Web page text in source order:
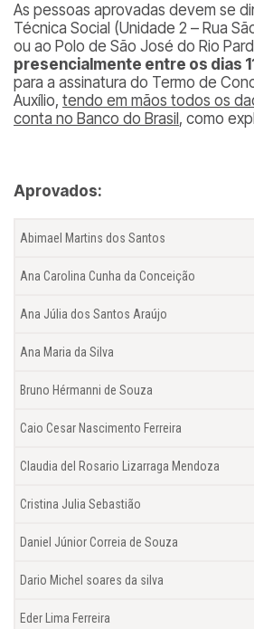
As pessoas aprovadas devem se
Técnica Social (Unidade 2 – Rua
ou ao Polo de São José do Rio
presencialmente entre os dias
para a assinatura do Termo de
Auxílio, tendo em mãos todos os
conta no Banco do Brasil , como
Aprovados:
Abimael Martins dos Santos
Ana Carolina Cunha da Conceição
Ana Júlia dos Santos Araújo
Ana Maria da Silva
Bruno Hérmanni de Souza
Caio Cesar Nascimento Ferreira
Claudia del Rosario Lizarraga Mendoza
Cristina Julia Sebastião
Daniel Júnior Correia de Souza
Dario Michel soares da silva
Eder Lima Ferreira